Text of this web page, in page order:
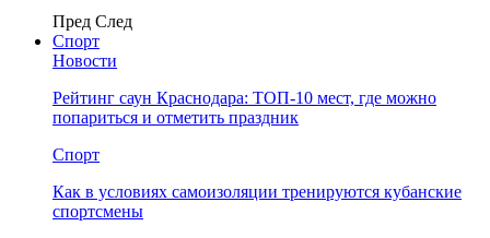
Пред След
Спорт
Новости
Рейтинг саун Краснодара: ТОП-10 мест, где можно
попариться и отметить праздник
Спорт
Как в условиях самоизоляции тренируются кубанские
спортсмены